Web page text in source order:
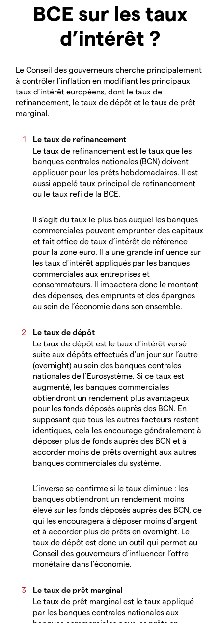
BCE sur les taux
d’intérêt ?
Le Conseil des gouverneurs cherche principalement
à contrôler l’inflation en modifiant les principaux
taux d’intérêt européens, dont le taux de
refinancement, le taux de dépôt et le taux de prêt
marginal.
Le taux de refinancement
Le taux de refinancement est le taux que les
banques centrales nationales (BCN) doivent
appliquer pour les prêts hebdomadaires. Il est
aussi appelé taux principal de refinancement
ou le taux refi de la BCE.
Il s’agit du taux le plus bas auquel les banques
commerciales peuvent emprunter des capitaux
et fait office de taux d’intérêt de référence
pour la zone euro. Il a une grande influence sur
les taux d’intérêt appliqués par les banques
commerciales aux entreprises et
consommateurs. Il impactera donc le montant
des dépenses, des emprunts et des épargnes
au sein de l’économie dans son ensemble.
Le taux de dépôt
Le taux de dépôt est le taux d’intérêt versé
suite aux dépôts effectués d’un jour sur l’autre
(overnight) au sein des banques centrales
nationales de l’Eurosystème. Si ce taux est
augmenté, les banques commerciales
obtiendront un rendement plus avantageux
pour les fonds déposés auprès des BCN. En
supposant que tous les autres facteurs restent
identiques, cela les encourage généralement à
déposer plus de fonds auprès des BCN et à
accorder moins de prêts overnight aux autres
banques commerciales du système.
L’inverse se confirme si le taux diminue : les
banques obtiendront un rendement moins
élevé sur les fonds déposés auprès des BCN, ce
qui les encouragera à déposer moins d’argent
et à accorder plus de prêts en overnight. Le
taux de dépôt est donc un outil qui permet au
Conseil des gouverneurs d’influencer l’offre
monétaire dans l'économie.
Le taux de prêt marginal
Le taux de prêt marginal est le taux appliqué
par les banques centrales nationales aux